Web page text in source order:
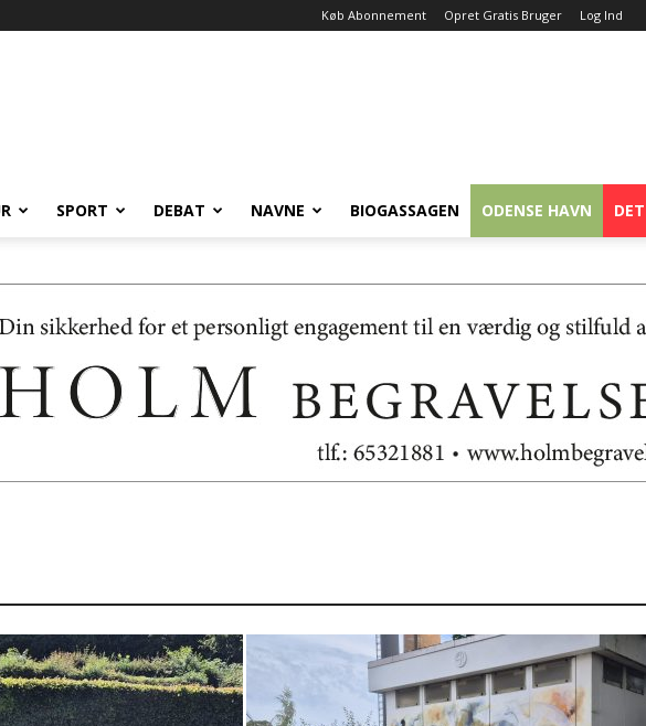
Køb Abonnement Opret Gratis Bruger Log Ind
SPORT DEBAT NAVNE BIOGASSAGEN ODENSE HAVN